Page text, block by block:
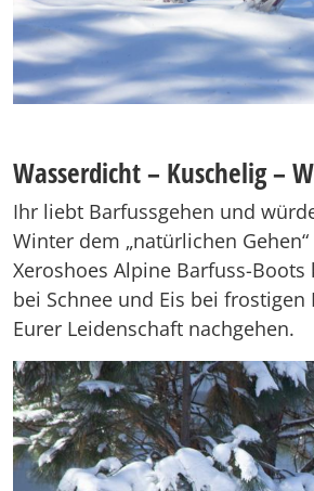
Wasserdicht – Kuschelig –
Ihr liebt Barfussgehen und
Winter dem „natürlichen
Xeroshoes Alpine Barfuss-
bei Schnee und Eis bei frostigen
Eurer Leidenschaft nachgehen.